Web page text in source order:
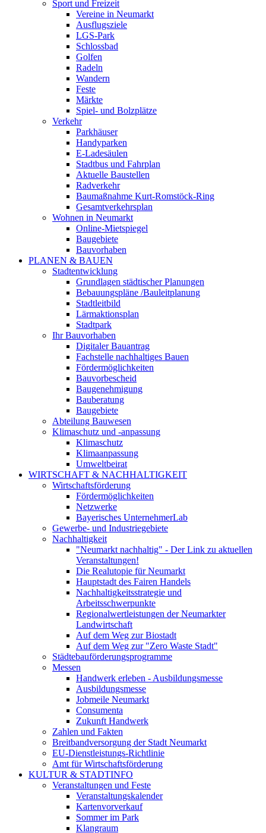
Sport und Freizeit
Vereine in Neumarkt
Ausflugsziele
LGS-Park
Schlossbad
Golfen
Radeln
Wandern
Feste
Märkte
Spiel- und Bolzplätze
Verkehr
Parkhäuser
Handyparken
E-Ladesäulen
Stadtbus und Fahrplan
Aktuelle Baustellen
Radverkehr
Baumaßnahme Kurt-Romstöck-Ring
Gesamtverkehrsplan
Wohnen in Neumarkt
Online-Mietspiegel
Baugebiete
Bauvorhaben
PLANEN & BAUEN
Stadtentwicklung
Grundlagen städtischer Planungen
Bebauungspläne /Bauleitplanung
Stadtleitbild
Lärmaktionsplan
Stadtpark
Ihr Bauvorhaben
Digitaler Bauantrag
Fachstelle nachhaltiges Bauen
Fördermöglichkeiten
Bauvorbescheid
Baugenehmigung
Bauberatung
Baugebiete
Abteilung Bauwesen
Klimaschutz und -anpassung
Klimaschutz
Klimaanpassung
Umweltbeirat
WIRTSCHAFT & NACHHALTIGKEIT
Wirtschaftsförderung
Fördermöglichkeiten
Netzwerke
Bayerisches UnternehmerLab
Gewerbe- und Industriegebiete
Nachhaltigkeit
"Neumarkt nachhaltig" - Der Link zu aktuellen
Veranstaltungen!
Die Realutopie für Neumarkt
Hauptstadt des Fairen Handels
Nachhaltigkeitsstrategie und
Arbeitsschwerpunkte
Regionalwertleistungen der Neumarkter
Landwirtschaft
Auf dem Weg zur Biostadt
Auf dem Weg zur "Zero Waste Stadt"
Städtebauförderungsprogramme
Messen
Handwerk erleben - Ausbildungsmesse
Ausbildungsmesse
Jobmeile Neumarkt
Consumenta
Zukunft Handwerk
Zahlen und Fakten
Breitbandversorgung der Stadt Neumarkt
EU-Dienstleistungs-Richtlinie
Amt für Wirtschaftsförderung
KULTUR & STADTINFO
Veranstaltungen und Feste
Veranstaltungskalender
Kartenvorverkauf
Sommer im Park
Klangraum